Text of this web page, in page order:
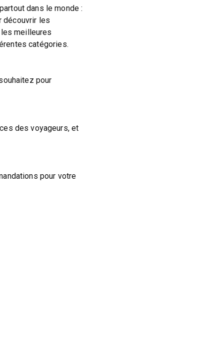
dans le monde :
découvrir les
meilleures
catégories.
pour
des voyageurs, et
pour votre